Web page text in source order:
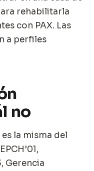
rehabilitarla
con PAX. Las
a perfiles
no
la misma del
Gerencia